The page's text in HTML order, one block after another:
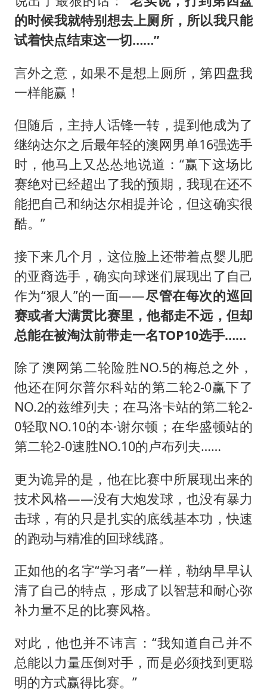
的时候我就特别想去上厕所，所以我只能
试着快点结束这一切……”
言外之意，如果不是想上厕所，第四盘我
一样能赢！
但随后，主持人话锋一转，提到他成为了
继纳达尔之后最年轻的澳网男单16强选手
时，他马上又怂怂地说道：“赢下这场比
赛绝对已经超出了我的预期，我现在还不
能把自己和纳达尔相提并论，但这确实很
酷。”
接下来几个月，这位脸上还带着点婴儿肥
的亚裔选手，确实向球迷们展现出了自己
作为“狠人”的一面——尽管在每次的巡回
赛或者大满贯比赛里，他都走不远，但却
总能在被淘汰前带走一名TOP10选手……
除了澳网第二轮险胜NO.5的梅总之外，
他还在阿尔普尔科站的第二轮2-0赢下了
NO.2的兹维列夫；在马洛卡站的第二轮2-
0轻取NO.10的本·谢尔顿；在华盛顿站的
第二轮2-0速胜NO.10的卢布列夫……
更为诡异的是，他在比赛中所展现出来的
技术风格——没有大炮发球，也没有暴力
击球，有的只是扎实的底线基本功，快速
的跑动与精准的回球线路。
正如他的名字“学习者”一样，勒纳早早认
清了自己的特点，形成了以智慧和耐心弥
补力量不足的比赛风格。
对此，他也并不讳言：“我知道自己并不
总能以力量压倒对手，而是必须找到更聪
明的方式赢得比赛。”